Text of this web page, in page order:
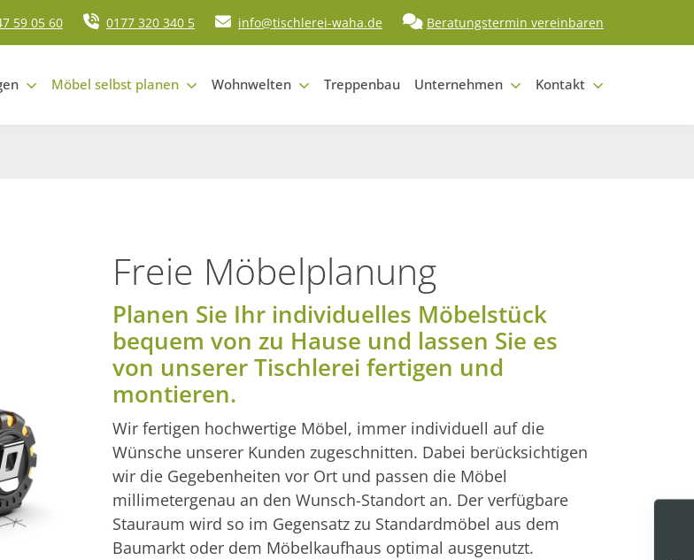
59 05 60 0177 320 340 5 info@tischlerei-waha.de Beratungstermin vereinbaren
Möbel selbst planen Wohnwelten Treppenbau Unternehmen Kontakt
Freie Möbelplanung
Planen Sie Ihr individuelles Möbelstück
bequem von zu Hause und lassen Sie es
von unserer Tischlerei fertigen und
montieren.
Wir fertigen hochwertige Möbel, immer individuell auf die
Wünsche unserer Kunden zugeschnitten. Dabei berücksichtigen
wir die Gegebenheiten vor Ort und passen die Möbel
millimetergenau an den Wunsch-Standort an. Der verfügbare
Stauraum wird so im Gegensatz zu Standardmöbel aus dem
Baumarkt oder dem Möbelkaufhaus optimal ausgenutzt.